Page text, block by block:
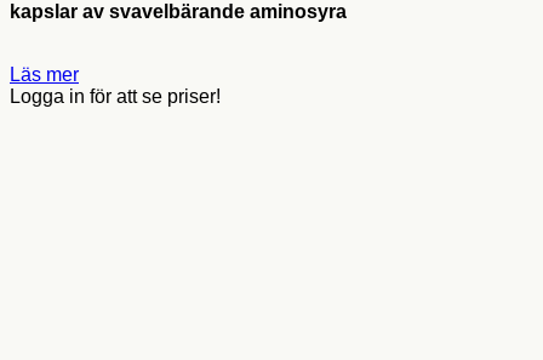
kapslar av svavelbärande aminosyra
Läs mer
Logga in för att se priser!